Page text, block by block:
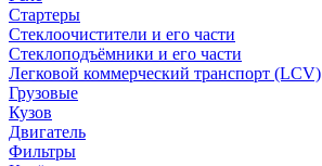
Стартеры
Стеклоочистители и его части
Стеклоподъёмники и его части
Легковой коммерческий транспорт (LCV)
Грузовые
Кузов
Двигатель
Фильтры